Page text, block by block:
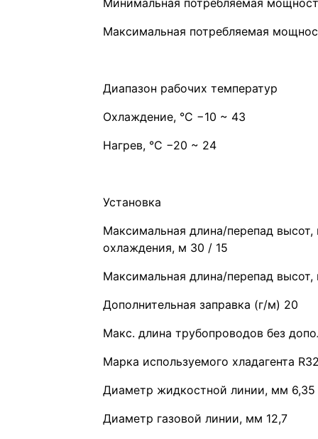
Минимальная потребляемая
Максимальная потребляемая
Диапазон рабочих температур
Охлаждение, °С −10 ~ 43
Нагрев, °С −20 ~ 24
Установка
Максимальная длина/перепад
охлаждения, м 30 / 15
Максимальная длина/перепад
Дополнительная заправка (г/м) 20
Макс. длина трубопроводов без
Марка используемого хладагента
Диаметр жидкостной линии, мм 6,35
Диаметр газовой линии, мм 12,7